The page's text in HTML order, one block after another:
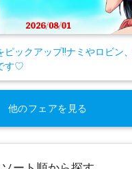
ックアップ!!ナミやロビン
す♡
他のフェアを見る